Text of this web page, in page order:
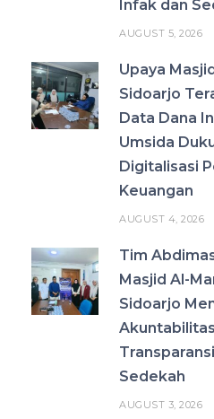
Infak dan
AUGUST 5, 2026
Upaya
Sidoarjo
Data Dana
Umsida
Digitalisasi
Keuangan
AUGUST 4, 2026
Tim
Masjid Al-
Sidoarjo
Sedekah
AUGUST 3, 2026